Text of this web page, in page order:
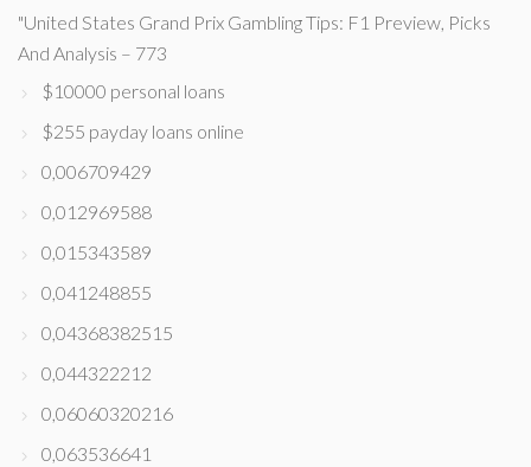
"United States Grand Prix Gambling Tips: F1 Preview, Picks
And Analysis – 773
$10000 personal loans
$255 payday loans online
0,006709429
0,012969588
0,015343589
0,041248855
0,04368382515
0,044322212
0,06060320216
0,063536641